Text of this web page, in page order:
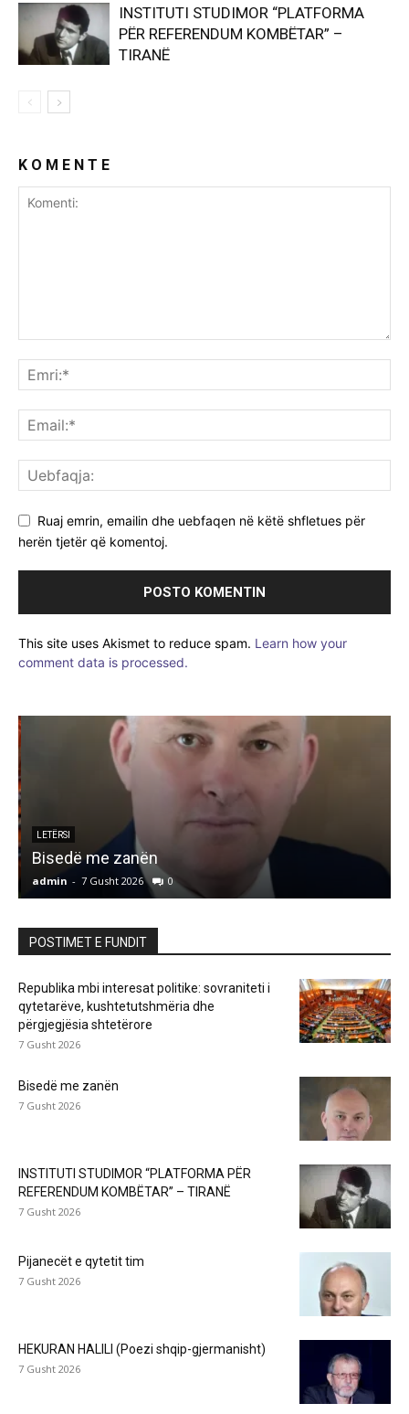
INSTITUTI STUDIMOR “PLATFORMA
PËR REFERENDUM KOMBËTAR” –
TIRANË
K O M E N T E
Ruaj emrin, emailin dhe uebfaqen në këtë shfletues për
herën tjetër që komentoj.
This site uses Akismet to reduce spam. Learn how your
comment data is processed.
LETËRSI
Bisedë me zanën
admin - 7 Gusht 2026 0
POSTIMET E FUNDIT
Republika mbi interesat politike: sovraniteti i
qytetarëve, kushtetutshmëria dhe
përgjegjësia shtetërore
7 Gusht 2026
Bisedë me zanën
7 Gusht 2026
INSTITUTI STUDIMOR “PLATFORMA PËR
REFERENDUM KOMBËTAR” – TIRANË
7 Gusht 2026
Pijanecët e qytetit tim
7 Gusht 2026
HEKURAN HALILI (Poezi shqip-gjermanisht)
7 Gusht 2026